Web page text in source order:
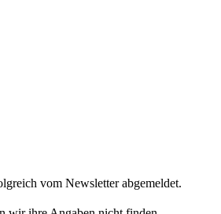
vom Newsletter abgemeldet.